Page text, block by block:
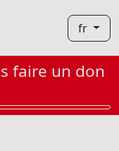
fr
faire un don